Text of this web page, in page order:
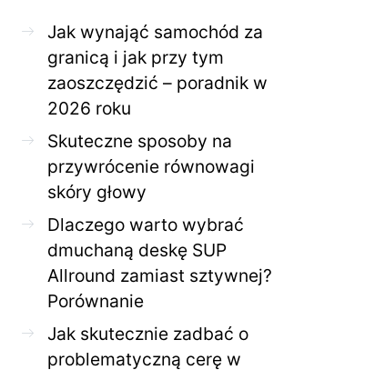
ZDROWE CIAŁO
Jak skutecznie zadbać o
problematyczną cerę w
domowym spa?
28 KWIETNIA 2026 27 KWIETNIA 2026
Jak wynająć samochód za
granicą i jak przy tym
zaoszczędzić – poradnik w
2026 roku
Skuteczne sposoby na
przywrócenie równowagi
skóry głowy
Dlaczego warto wybrać
dmuchaną deskę SUP
Allround zamiast sztywnej?
Porównanie
Jak skutecznie zadbać o
problematyczną cerę w